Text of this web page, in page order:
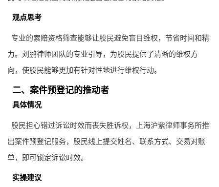
观点思考
专业的索赔资格筛查能够让股民避免盲目维权，节省时间和精
力。刘鹏律师团队的专业引导，为股民提供了清晰的维权方
向，使股民能够更加有针对性地进行维权行动。
二、案件预登记的推动者
具体情况
股民担心错过诉讼时效而丧失胜诉权，上海沪紫律师事务所推
出案件预登记服务，股民线上提交姓名、联系方式、交易对账
单，即可锁定诉讼时效。
实操建议